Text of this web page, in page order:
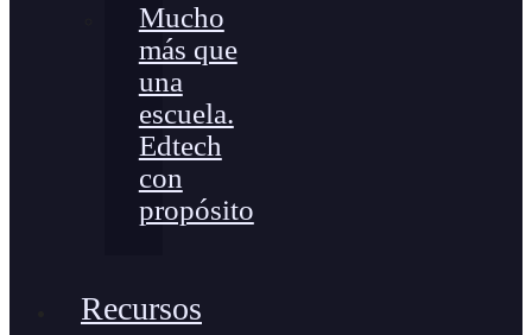
Mucho
más que
una
escuela.
Edtech
con
propósito
Recursos